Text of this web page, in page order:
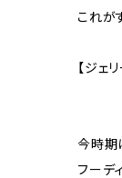
これが
【ジェ
今時期
フーデ